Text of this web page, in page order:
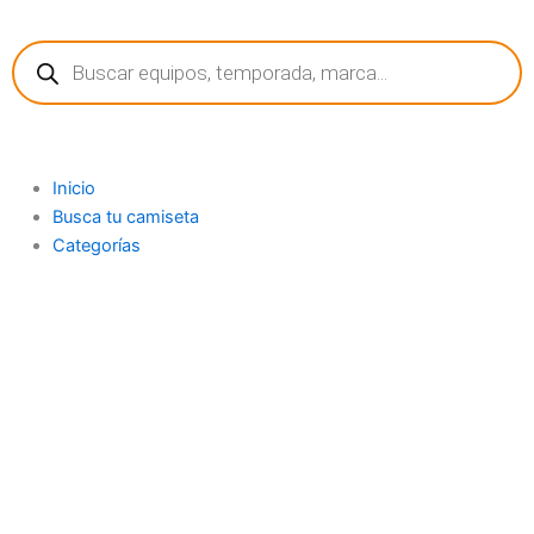
contenido
Búsqueda
de
productos
Inicio
Busca tu camiseta
Categorías